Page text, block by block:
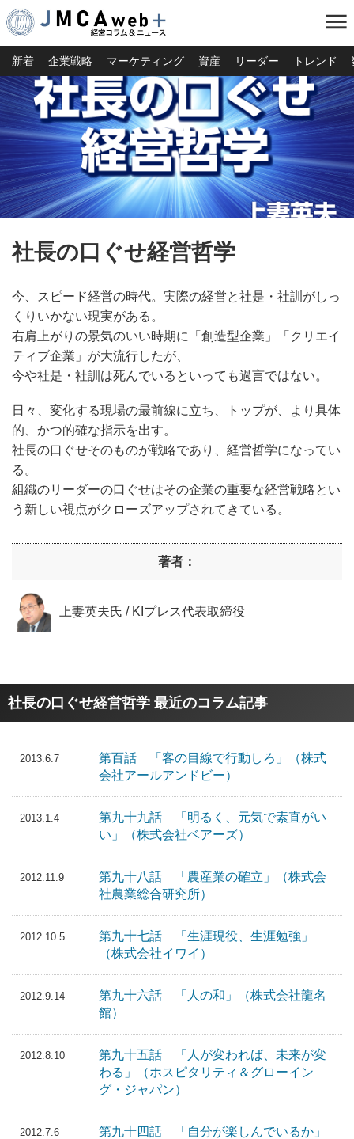
menu
新着 企業戦略 マーケティング 資産 リーダー トレンド
社長の口ぐせ経営哲学
今、スピード経営の時代。実際の経営と社是・社訓がしっ
くりいかない現実がある。
右肩上がりの景気のいい時期に「創造型企業」「クリエイ
ティブ企業」が大流行したが、
今や社是・社訓は死んでいるといっても過言ではない。
日々、変化する現場の最前線に立ち、トップが、より具体
的、かつ的確な指示を出す。
社長の口ぐせそのものが戦略であり、経営哲学になってい
る。
組織のリーダーの口ぐせはその企業の重要な経営戦略とい
う新しい視点がクローズアップされてきている。
著者：
上妻英夫氏 / KIプレス代表取締役
社長の口ぐせ経営哲学 最近のコラム記事
2013.6.7
第百話 「客の目線で行動しろ」（株式
会社アールアンドビー）
2013.1.4
第九十九話 「明るく、元気で素直がい
い」（株式会社ベアーズ）
2012.11.9
第九十八話 「農産業の確立」（株式会
社農業総合研究所）
2012.10.5
第九十七話 「生涯現役、生涯勉強」
（株式会社イワイ）
2012.9.14
第九十六話 「人の和」（株式会社龍名
館）
2012.8.10
第九十五話 「人が変われば、未来が変
わる」（ホスピタリティ＆グローイン
グ・ジャパン）
2012.7.6
第九十四話 「自分が楽しんでいるか」